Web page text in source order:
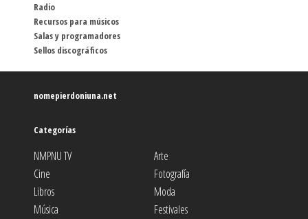
Radio
Recursos para músicos
Salas y programadores
Sellos discográficos
nomepierdoniuna.net
Categorías
NMPNU TV
Arte
Cine
Fotografía
Libros
Moda
Música
Festivales